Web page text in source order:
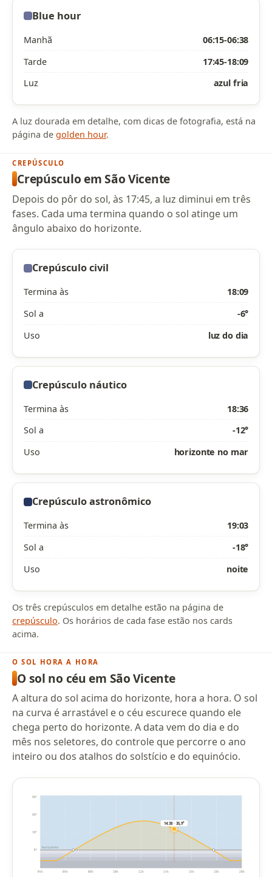
Blue hour
Manhã
06:15-06:38
Tarde
17:45-18:09
Luz
azul fria
A luz dourada em detalhe, com dicas de fotografia, está na
página degolden hour.
CREPÚSCULO
Crepúsculo em São Vicente
Depois do pôr do sol, às 17:45, a luz diminui em três
fases. Cada uma termina quando o sol atinge um
ângulo abaixo do horizonte.
Crepúsculo civil
Termina às
18:09
Sol a
-6°
Uso
luz do dia
Crepúsculo náutico
Termina às
18:36
Sol a
-12°
Uso
horizonte no mar
Crepúsculo astronômico
Termina às
19:03
Sol a
-18°
Uso
noite
Os três crepúsculos em detalhe estão na página de
crepúsculo. Os horários de cada fase estão nos cards
acima.
O SOL HORA A HORA
O sol no céu em São Vicente
A altura do sol acima do horizonte, hora a hora. O sol
na curva é arrastável e o céu escurece quando ele
chega perto do horizonte. A data vem do dia e do
mês nos seletores, do controle que percorre o ano
inteiro ou dos atalhos do solstício e do equinócio.
0°
30°
60°
90°
horizonte
04h 06h 08h 10h 12h 14h 16h 18h 20h
14:38 · 35,9°